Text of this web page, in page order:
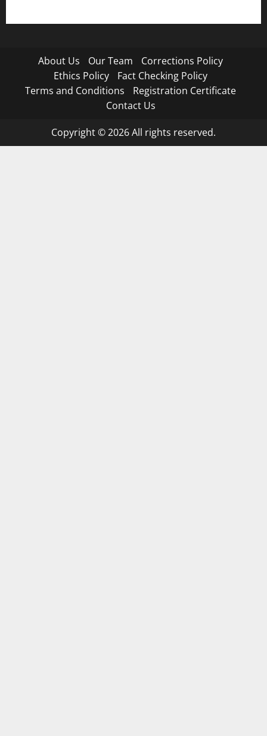
About Us Our Team
Corrections Policy
Ethics Policy
Fact Checking Policy
Terms and Conditions
Registration Certificate
Contact Us
Copyright © 2026 All rights reserved.